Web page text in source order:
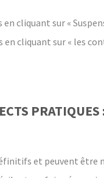
en cliquant sur «
cliquant sur « les
PRATIQUES
et peuvent